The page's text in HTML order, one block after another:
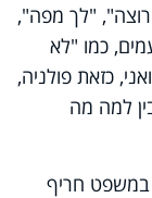
"לך מפה",
כמו "לא
כזאת פולניה,
למה מה
במשפט חריף